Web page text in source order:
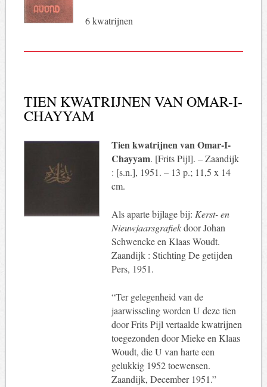
6 kwatrijnen
TIEN KWATRIJNEN VAN OMAR-I-
CHAYYAM
Tien kwatrijnen van Omar-I-
Chayyam. [Frits Pijl]. – Zaandijk
: [s.n.], 1951. – 13 p.; 11,5 x 14
cm.
Als aparte bijlage bij: Kerst- en
Nieuwjaarsgrafiekdoor Johan
Schwencke en Klaas Woudt.
Zaandijk : Stichting De getijden
Pers, 1951.
“Ter gelegenheid van de
jaarwisseling worden U deze tien
door Frits Pijl vertaalde kwatrijnen
toegezonden door Mieke en Klaas
Woudt, die U van harte een
gelukkig 1952 toewensen.
Zaandijk, December 1951.”